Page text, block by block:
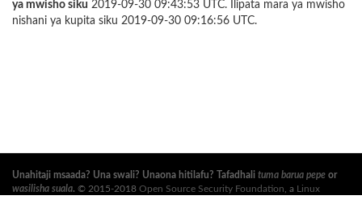
ya mwisho siku 2019-09-30 09:43:53 UTC. Ilipata mara ya mwisho
nishani ya kupita siku 2019-09-30 09:16:56 UTC.
Unahitaji msaada? Una swali? Unaona hitilafu? Tafadhali tuma barua pepe or
wasilisha suala. © 2015-2018 Open Source Security Foundation , a Linux